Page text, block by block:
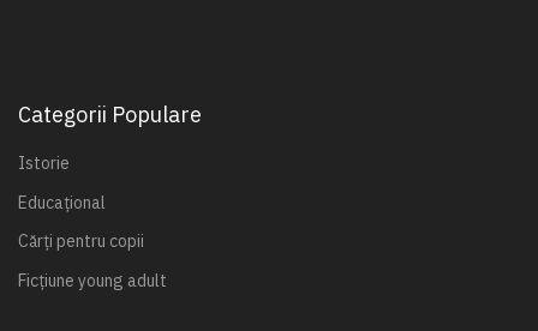
Categorii Populare
Istorie
Educațional
Cărți pentru copii
Ficțiune young adult